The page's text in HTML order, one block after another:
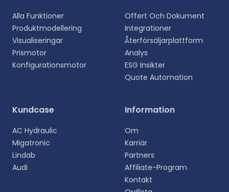
Välj ditt språk
upplevelse.
Alla Funktioner
Produktmodellering
Visualiseringar
Prismotor
Konfigurationsmotor
Offert Och Dokument
Integrationer
Återförsäljarplattform
Analys
ESG Insikter
Quote Automation
Kundcase
AC Hydraulic
Migatronic
Lindab
Audi
Information
Om
Karriär
Partners
Affiliate-Program
Kontakt